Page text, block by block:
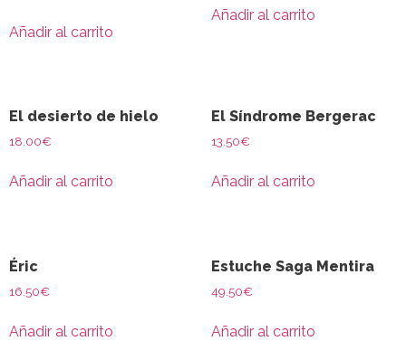
Añadir al carrito
Añadir al carrito
El desierto de hielo
18.00€
Añadir al carrito
El Síndrome Bergerac
13.50€
Añadir al carrito
Éric
16.50€
Añadir al carrito
Estuche Saga Mentira
49.50€
Añadir al carrito